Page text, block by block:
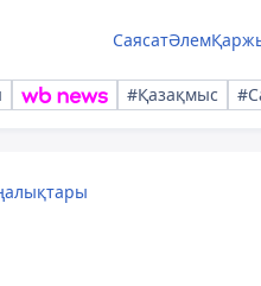
СаясатӘлем
#Қазақмыс